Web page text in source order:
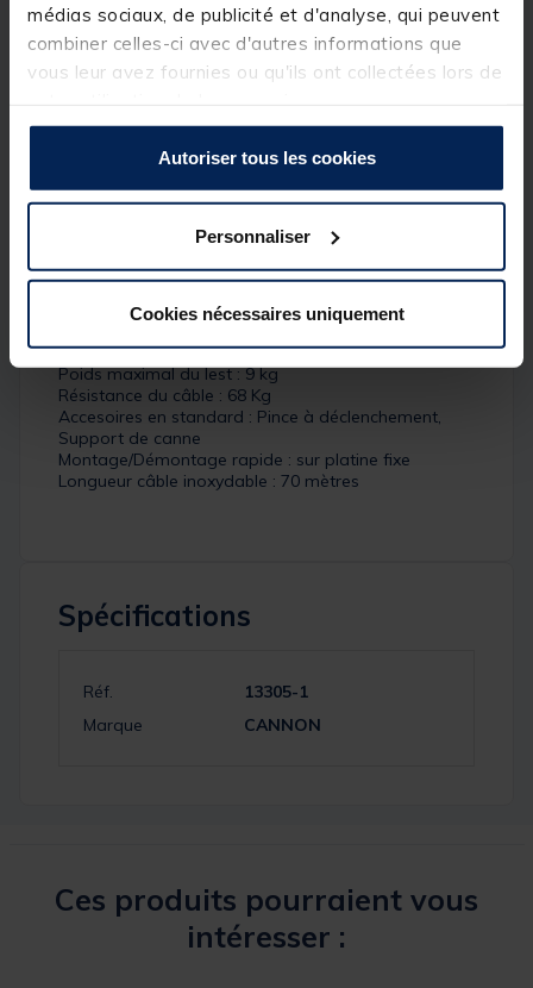
médias sociaux, de publicité et d'analyse, qui peuvent
combiner celles-ci avec d'autres informations que
vous leur avez fournies ou qu'ils ont collectées lors de
Autoriser tous les cookies
Personnaliser
Cookies nécessaires uniquement
Lors de la remontée du poids, le treuil va s'arrêter
automatiquement à la ligne de flottaisonpour
éviter le rebond du cable et empêcher le poids de
toucher l'extrémité de la flèche,
coque du bateau.
Longueur du bras : 61 cm acier Inoxydable
Support de canne : Simple en plastique
Coloris du treuil : Noir
Bras Télescopique : Non
Vitesse de remontée : 75 mètres/minute
Poids maximal du lest : 9 kg
Résistance du câble : 68 Kg
Accesoires en standard : Pince à déclenchement,
Support de canne
Montage/Démontage rapide : sur platine fixe
Longueur câble inoxydable : 70 mètres
Spécifications
Réf.
13305-1
Marque
CANNON
Ces produits pourraient vous
intéresser :